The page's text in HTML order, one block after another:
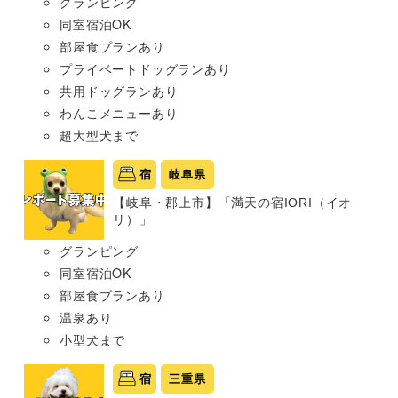
同室宿泊OK
部屋食プランあり
プライベートドッグランあり
共用ドッグランあり
わんこメニューあり
超大型犬まで
宿 岐阜県
【岐阜・郡上市】「満天の宿IORI（イオ
リ）」
グランピング
同室宿泊OK
部屋食プランあり
温泉あり
小型犬まで
宿 三重県